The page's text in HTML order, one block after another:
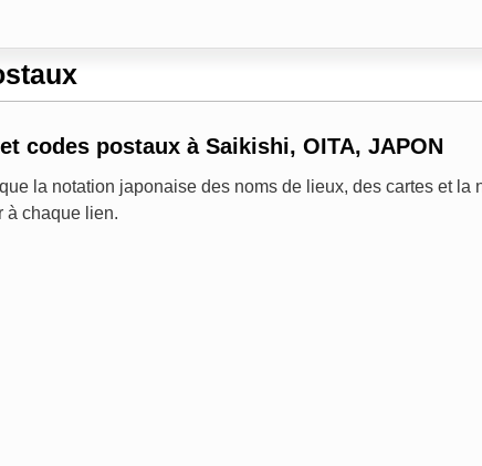
codes postaux à Saikishi, OITA, JAPON
la notation japonaise des noms de lieux, des cartes et la
à chaque lien.